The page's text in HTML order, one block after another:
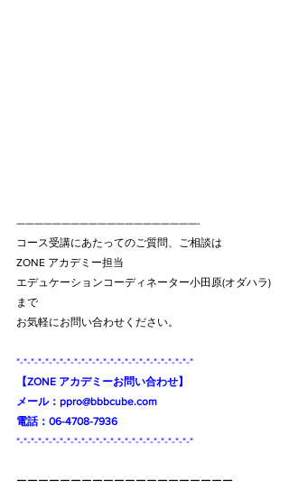
————————————————————-
コース受講にあたってのご質問、ご相談は
ZONE アカデミー担当
エデュケーションコーディネーター小田原(オダハラ)
まで
お気軽にお問い合わせください。
*-*-*-*-*-*-*-*-*-*-*-*-*-*-*-*-*-*-*-*-*-*-*-*-*
【ZONE アカデミーお問い合わせ】
メール：ppro@bbbcube.com
電話：06-4708-7936
*-*-*-*-*-*-*-*-*-*-*-*-*-*-*-*-*-*-*-*-*-*-*-*-*
ーーーーーーーーーーーーーーーーーーーー